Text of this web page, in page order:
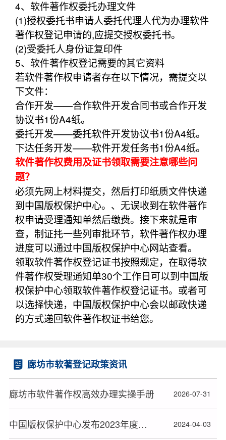
4、软件著作权委托办理文件
(1)授权委托书申请人委托代理人代为办理软件
著作权登记申请的,应提交授权委托书。
(2)受委托人身份证复印件
5、软件著作权登记需要的其它资料
若软件著作权申请者存在以下情况，需提交以
下文件：
合作开发——合作软件开发合同书或合作开发
协议书1份A4纸。
委托开发——委托软件开发协议书1份A4纸。
下达任务开发——软件开发任务书1份A4纸。
软件著作权费用及证书领取需要注意哪些问
题？
必须先网上材料提交，然后打印纸质文件快递
到中国版权保护中心。、无误收到在软件著作
权申请受理通知单然后缴费。接下来就是审
查，制证扥一些列审批环节，软件著作权办理
进度可以通过中国版权保护中心网站查看。
领取软件著作权登记证书按照规定，在取得软
件著作权受理通知单30个工作日可以到中国版
权保护中心领取软件著作权登记证书。或者可
以选择快递，中国版权保护中心会以邮政快递
的方式递回软件著作权证书给您。
廊坊市软著登记政策资讯
廊坊市软件著作权高效办理实操手册 2026-07-31
中国版权保护中心发布2023年度十大著作权人候选人名单 2024-04-03